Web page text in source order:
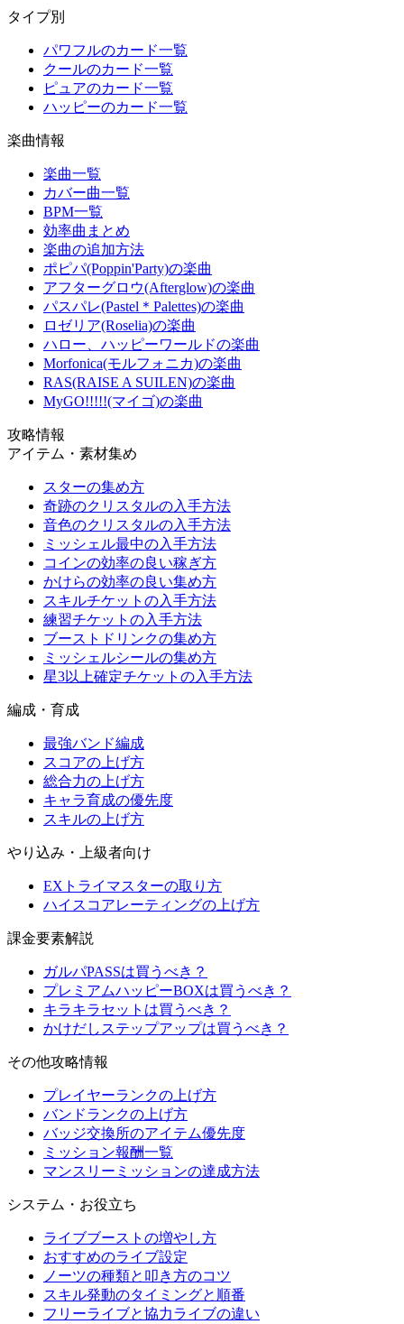
タイプ別
パワフルのカード一覧
クールのカード一覧
ピュアのカード一覧
ハッピーのカード一覧
楽曲情報
楽曲一覧
カバー曲一覧
BPM一覧
効率曲まとめ
楽曲の追加方法
ポピパ(Poppin'Party)の楽曲
アフターグロウ(Afterglow)の楽曲
パスパレ(Pastel＊Palettes)の楽曲
ロゼリア(Roselia)の楽曲
ハロー、ハッピーワールドの楽曲
Morfonica(モルフォニカ)の楽曲
RAS(RAISE A SUILEN)の楽曲
MyGO!!!!!(マイゴ)の楽曲
攻略情報
アイテム・素材集め
スターの集め方
奇跡のクリスタルの入手方法
音色のクリスタルの入手方法
ミッシェル最中の入手方法
コインの効率の良い稼ぎ方
かけらの効率の良い集め方
スキルチケットの入手方法
練習チケットの入手方法
ブーストドリンクの集め方
ミッシェルシールの集め方
星3以上確定チケットの入手方法
編成・育成
最強バンド編成
スコアの上げ方
総合力の上げ方
キャラ育成の優先度
スキルの上げ方
やり込み・上級者向け
EXトライマスターの取り方
ハイスコアレーティングの上げ方
課金要素解説
ガルパPASSは買うべき？
プレミアムハッピーBOXは買うべき？
キラキラセットは買うべき？
かけだしステップアップは買うべき？
その他攻略情報
プレイヤーランクの上げ方
バンドランクの上げ方
バッジ交換所のアイテム優先度
ミッション報酬一覧
マンスリーミッションの達成方法
システム・お役立ち
ライブブーストの増やし方
おすすめのライブ設定
ノーツの種類と叩き方のコツ
スキル発動のタイミングと順番
フリーライブと協力ライブの違い